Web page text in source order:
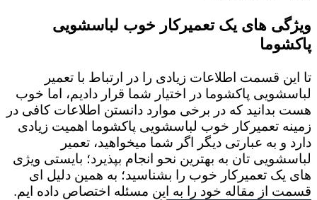
ویژگی های یک تعمیرکار خوب لباسشویی
پاکشوما
تا این قسمت اطلاعات زیادی را در ارتباط با تعمیر
لباسشویی پاکشوما در اختیار شما قرار دادیم، اما خوب
هست بدانید که در برخی موارد دانستن اطلاعات کافی در
زمینه تعمیرکار خوب لباسشویی پاکشوما اهمیت زیادی
دارد و به عبارتی دیگر اگر شما میخواهید، تعمیر
لباسشویی تان به بهترین نحو انجام بپذیرد؛ بایستی ویژی
های یک تعمیرکار خوب را بشناسید؛ به همین دلیل ای
قسمت از مقاله خود را به این مسئله اختصاص داده ایم.